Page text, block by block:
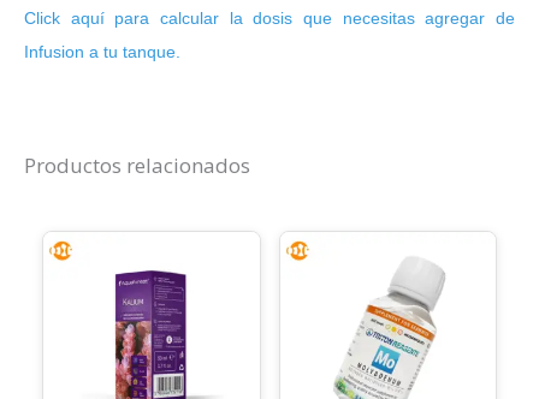
Click aquí para calcular la dosis que necesitas agregar de
Infusion a tu tanque.
Productos relacionados